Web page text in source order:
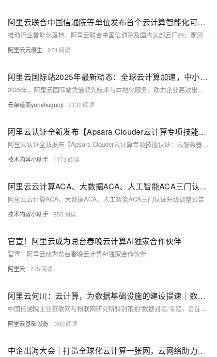
阿里云联合中国信通院等单位发布首个云计算智能化可观测性能力成熟度模型标准
推动行业智能化落地，阿里云联合中国信通院及国内头部云厂商、观测厂商、各行业建设方，历时近 5 个月，共同编制《云计算智能化可观测性能力成熟度模型》，以规范和指导云计算环境下的智能可观测性建设实践，为企业实施云环境下的智能化可观测能力建设提供指导。
阿里云云原生 874
阿里云国际站2025年最新动态：全球云计算加速，中小企业出海利器
2025年，阿里云国际站凭借领先技术与本地化服务，助力企业高效出海。核心产品如弹性计算ECS Enterprise、云原生数据库PolarDB-X及边缘计算ENS Pro全面升级，覆盖全球28个区域，提供低延迟、高稳定性支持。同时推出“海外现货”模式，缩短外贸订单周期50%。通过技术+生态优势，助力中小企业实现全球化增长。
云渠道商yunshuguoji 2132
阿里云认证全新发布【Apsara Clouder云计算专项技能认证：云服务器ECS入门】
阿里云认证全新发布【Apsara Clouder云计算专项技能认证：云服务器ECS入门】
技术内容小助手 1173
阿里云云计算ACA、大数据ACA、人工智能ACA三门认证升级调整公告
阿里云云计算ACA、大数据ACA、人工智能ACA三门认证升级调整公告
技术内容小助手 855
官宣！阿里云成为总台春晚云计算AI独家合作伙伴
官宣！阿里云成为总台春晚云计算AI独家合作伙伴
阿里云 715
阿里云何川：云计算，为数据基础设施的建设提速｜数据对话
中国信通院工业互联网与物联网研究所特别策划“数据对话”专题，旨在通过专家的深度分析和独特视角，回答社会关切话题，探讨前沿技术和应用趋势。
阿里云基础设施. 390
中企出海大会｜打造全球化云计算一张网，云网络助力中企出海和AI创新